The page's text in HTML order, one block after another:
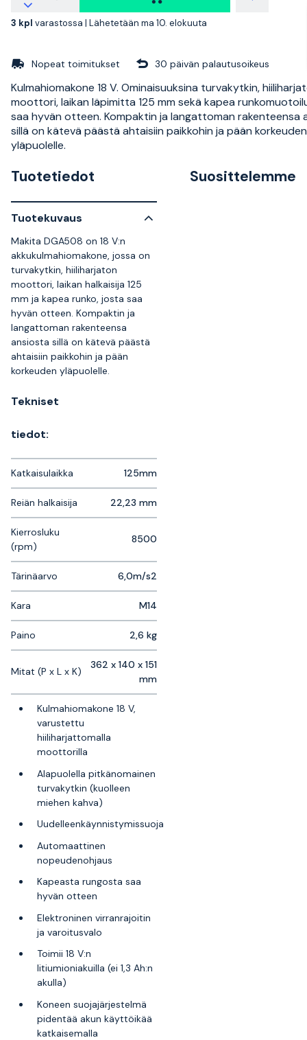
3 kpl varastossa | Lähetetään ma 10. elokuuta
Nopeat toimitukset 30 päivän palautusoikeus
Kulmahiomakone 18 V. Ominaisuuksina turvakytkin,
moottori, laikan läpimitta 125 mm sekä kapea
saa hyvän otteen. Kompaktin ja langattoman rakenteensa
sillä on kätevä päästä ahtaisiin paikkohin ja pään korkeuden
yläpuolelle.
Tuotetiedot
Tuotekuvaus
Makita DGA508 on 18 V:n
akkukulmahiomakone, jossa on
turvakytkin, hiiliharjaton
moottori, laikan halkaisija 125
mm ja kapea runko, josta saa
hyvän otteen. Kompaktin ja
langattoman rakenteensa
ansiosta sillä on kätevä päästä
ahtaisiin paikkohin ja pään
korkeuden yläpuolelle.
Tekniset
tiedot:
Katkaisulaikka 125mm
Reiän halkaisija 22,23 mm
Kierrosluku
(rpm)
8500
Tärinäarvo 6,0m/s2
Kara M14
Paino 2,6 kg
Mitat (P x L x K)
362 x 140 x 151
mm
Kulmahiomakone 18 V,
varustettu
hiiliharjattomalla
moottorilla
Alapuolella pitkänomainen
turvakytkin (kuolleen
miehen kahva)
Uudelleenkäynnistymissuoja
Automaattinen
nopeudenohjaus
Kapeasta rungosta saa
hyvän otteen
Elektroninen virranrajoitin
ja varoitusvalo
Toimii 18 V:n
litiumioniakuilla (ei 1,3 Ah:n
akulla)
Koneen suojajärjestelmä
pidentää akun käyttöikää
katkaisemalla
Suosittelemme